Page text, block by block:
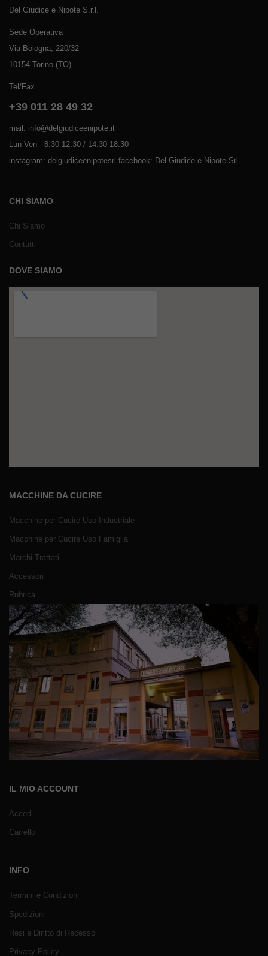
Del Giudice e Nipote S.r.l.
Sede Operativa
Via Bologna, 220/32
10154 Torino (TO)
Tel/Fax
+39 011 28 49 32
mail: info@delgiudiceenipote.it
Lun-Ven - 8:30-12:30 / 14:30-18:30
instagram: delgiudiceenipotesrl facebook: Del Giudice e Nipote Srl
CHI SIAMO
Chi Siamo
Contatti
DOVE SIAMO
MACCHINE DA CUCIRE
Macchine per Cucire Uso Industriale
Macchine per Cucire Uso Famiglia
Marchi Trattati
Accessori
Rubrica
IL MIO ACCOUNT
Accedi
Carrello
INFO
Termini e Condizioni
Spedizioni
Resi e Diritto di Recesso
Privacy Policy